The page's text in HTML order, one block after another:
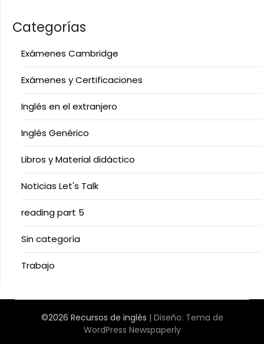
Categorías
Exámenes Cambridge
Exámenes y Certificaciones
Inglés en el extranjero
Inglés Genérico
Libros y Material didáctico
Noticias Let's Talk
reading part 5
Sin categoría
Trabajo
©2026 Recursos de inglés | Diseño: Tema de
WordPress Newspaperly